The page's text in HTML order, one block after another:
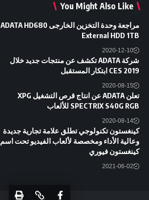
You Might Also Like
مراجعة وحدة التخزين الخارجى ADATA HD680
External HDD 1TB
2020-12-10
شركة ADATA تكشف عن منتجات جديد خلال
CES 2019 ابتكار المستقبل
2020-08-15
تعلن ADATA عن انتاج قرص التشغيل XPG
SPECTRIX S40G RGB للألعاب
2020-08-14
كينغستون تكنولوجي تطلق علامة تجارية جديدة
وعالية الأداء ومخصصة لألعاب الفيديو تحت اسم
كينغستون فيوري
2021-06-02